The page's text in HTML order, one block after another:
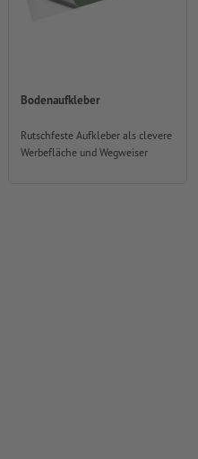
Bodenaufkleber
Rutschfeste Aufkleber als clevere
Werbefläche und Wegweiser